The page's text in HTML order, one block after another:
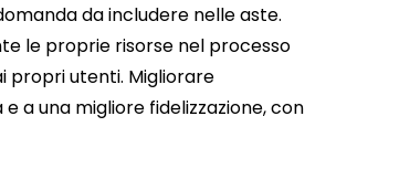
da includere nelle aste.
le proprie risorse nel processo
propri utenti. Migliorare
a una migliore fidelizzazione, con